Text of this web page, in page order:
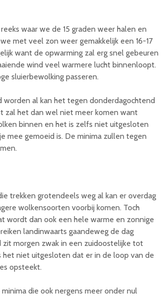
waar we de 15 graden weer halen en
met veel zon weer gemakkelijk een 16-17
want de opwarming zal erg snel gebeuren
wind veel warmere lucht binnenloopt.
sluierbewolking passeren.
al kan het tegen donderdagochtend
zal het dan wel niet meer komen want
binnen en het is zelfs niet uitgesloten
mee gemoeid is. De minima zullen tegen
trekken grotendeels weg al kan er overdag
wolkensoorten voorbij komen. Toch
wordt dan ook een hele warme en zonnige
landinwaarts gaandeweg de dag
zit morgen zwak in een zuidoostelijke tot
het niet uitgesloten dat er in de loop van de
opsteekt.
die ook nergens meer onder nul